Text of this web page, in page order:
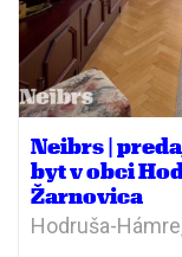
Neibrs |
byt v obci
Žarnovica
Hodruša-